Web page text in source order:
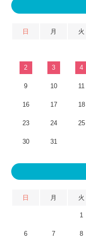
日 月 火
2 3 4
9 10 11
16 17 18
23 24 25
30 31
日 月 火
1
6 7 8